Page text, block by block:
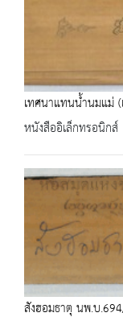
เทศนาแทนน้ำนมแม่
หนังสืออิเล็กทรอนิกส์
สังฮอมธาตุ นพ.บ